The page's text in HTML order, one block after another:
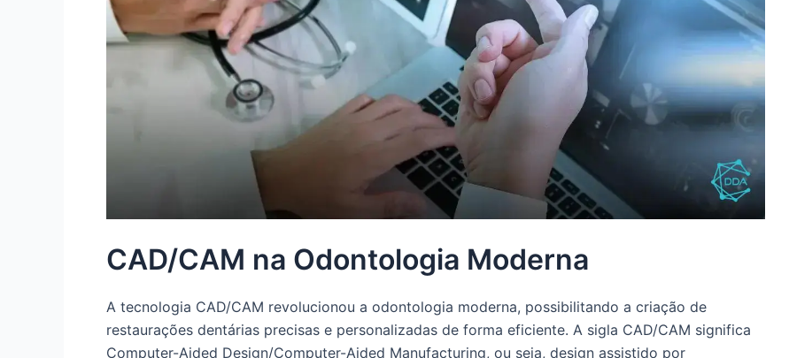
CAD/CAM na Odontologia Moderna
A tecnologia CAD/CAM revolucionou a odontologia moderna, possibilitando a criação de
restaurações dentárias precisas e personalizadas de forma eficiente. A sigla CAD/CAM significa
Computer-Aided Design/Computer-Aided Manufacturing, ou seja, design assistido por